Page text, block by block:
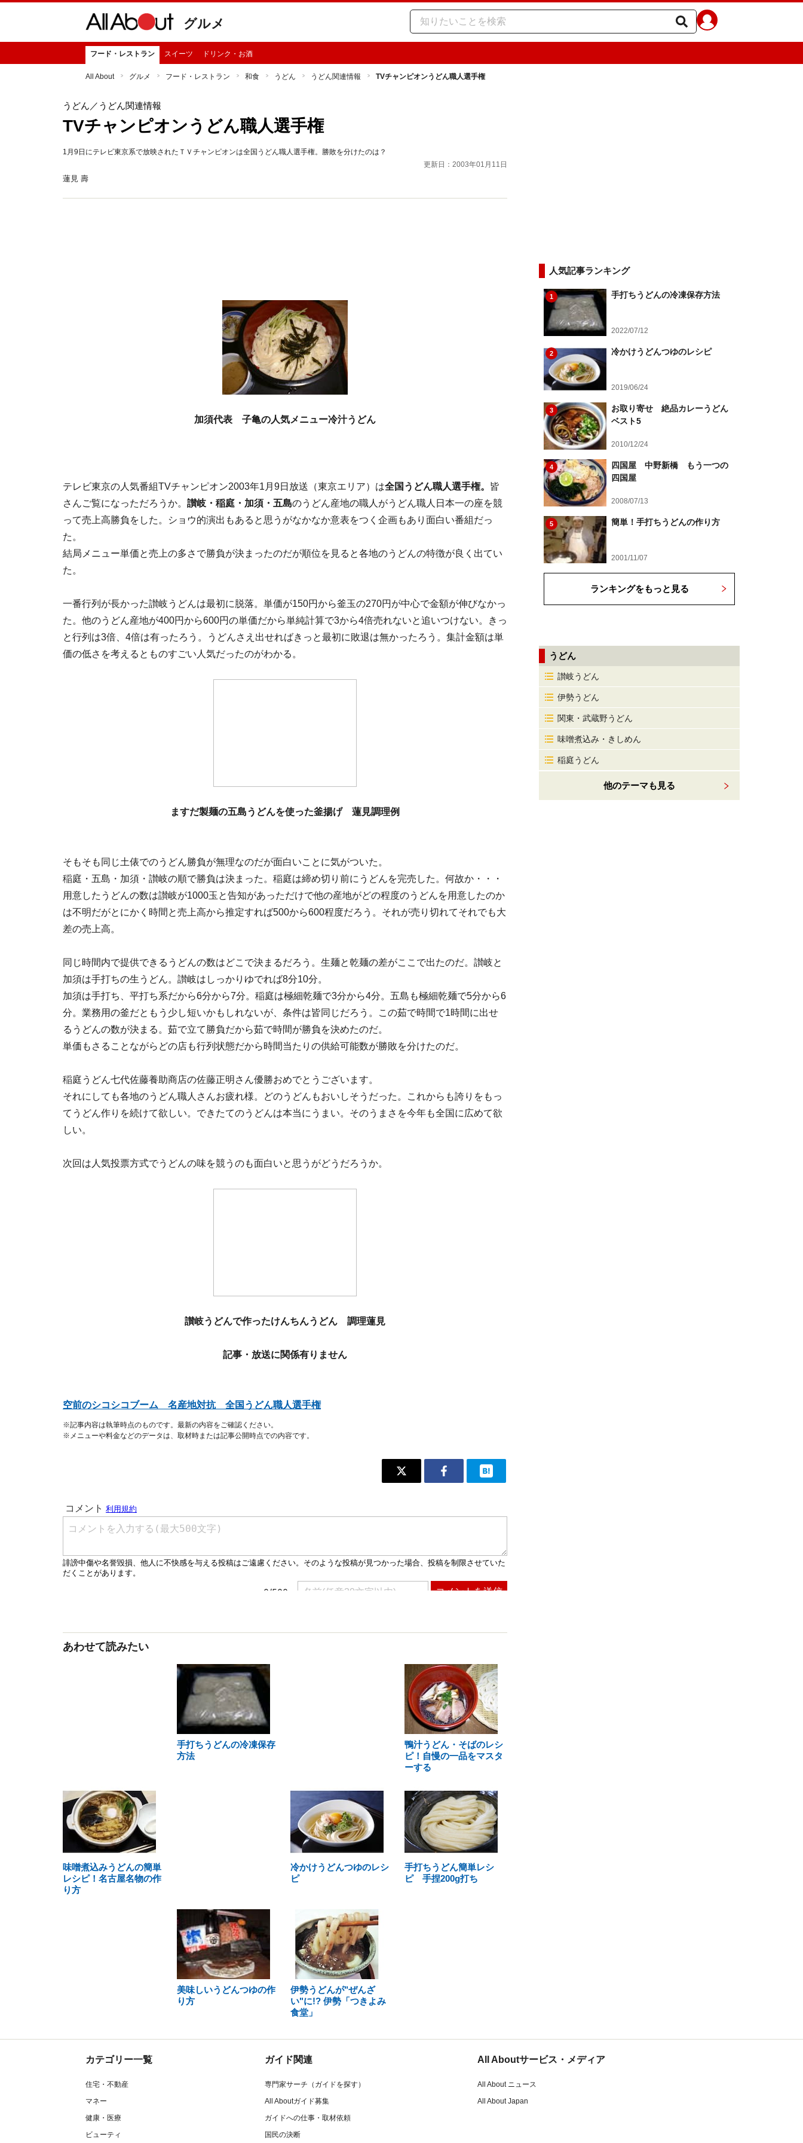
グルメ
フード・レストラン スイーツ ドリンク・お酒
All About グルメ フード・レストラン 和食 うどん うどん関連情報 TVチャンピオンうどん職人選手権
うどん ／うどん関連情報
TVチャンピオンうどん職人選手権
1月9日にテレビ東京系で放映されたＴＶチャンピオンは全国うどん職人選手権。勝敗を分けたのは？
更新日：2003年01月11日
蓮見 壽
加須代表 子亀の人気メニュー冷汁うどん
テレビ東京の人気番組TVチャンピオン2003年1月9日放送（東京エリア）は全国うどん職人選手権。 皆
さんご覧になっただろうか。 讃岐・稲庭・加須・五島のうどん産地の職人がうどん職人日本一の座を競
って売上高勝負をした。ショウ的演出もあると思うがなかなか意表をつく企画もあり面白い番組だっ
た。
結局メニュー単価と売上の多さで勝負が決まったのだが順位を見ると各地のうどんの特徴が良く出てい
た。
一番行列が長かった讃岐うどんは最初に脱落。単価が150円から釜玉の270円が中心で金額が伸びなかっ
た。他のうどん産地が400円から600円の単価だから単純計算で3から4倍売れないと追いつけない。きっ
と行列は3倍、4倍は有ったろう。うどんさえ出せればきっと最初に敗退は無かったろう。集計金額は単
価の低さを考えるとものすごい人気だったのがわかる。
ますだ製麺の五島うどんを使った釜揚げ 蓮見調理例
そもそも同じ土俵でのうどん勝負が無理なのだが面白いことに気がついた。
稲庭・五島・加須・讃岐の順で勝負は決まった。稲庭は締め切り前にうどんを完売した。何故か・・・
用意したうどんの数は讃岐が1000玉と告知があっただけで他の産地がどの程度のうどんを用意したのか
は不明だがとにかく時間と売上高から推定すれば500から600程度だろう。それが売り切れてそれでも大
差の売上高。
同じ時間内で提供できるうどんの数はどこで決まるだろう。生麺と乾麺の差がここで出たのだ。讃岐と
加須は手打ちの生うどん。讃岐はしっかりゆでれば8分10分。
加須は手打ち、平打ち系だから6分から7分。稲庭は極細乾麺で3分から4分。五島も極細乾麺で5分から6
分。業務用の釜だともう少し短いかもしれないが、条件は皆同じだろう。この茹で時間で1時間に出せ
るうどんの数が決まる。茹で立て勝負だから茹で時間が勝負を決めたのだ。
単価もさることながらどの店も行列状態だから時間当たりの供給可能数が勝敗を分けたのだ。
稲庭うどん七代佐藤養助商店の佐藤正明さん優勝おめでとうございます。
それにしても各地のうどん職人さんお疲れ様。どのうどんもおいしそうだった。これからも誇りをもっ
てうどん作りを続けて欲しい。できたてのうどんは本当にうまい。そのうまさを今年も全国に広めて欲
しい。
次回は人気投票方式でうどんの味を競うのも面白いと思うがどうだろうか。
讃岐うどんで作ったけんちんうどん 調理蓮見
記事・放送に関係有りません
空前のシコシコブーム 名産地対抗 全国うどん職人選手権
※記事内容は執筆時点のものです。最新の内容をご確認ください。
※メニューや料金などのデータは、取材時または記事公開時点での内容です。
あわせて読みたい
手打ちうどんの冷凍保存
方法
鴨汁うどん・そばのレシ
ピ！自慢の一品をマスタ
ーする
味噌煮込みうどんの簡単
レシピ！名古屋名物の作
り方
冷かけうどんつゆのレシ
ピ
手打ちうどん簡単レシ
ピ 手捏200g打ち
美味しいうどんつゆの作
り方
伊勢うどんが"ぜんざ
い"に!? 伊勢「つきよみ
食堂」
人気記事ランキング
1 手打ちうどんの冷凍保存方法
2022/07/12
2 冷かけうどんつゆのレシピ
2019/06/24
3
お取り寄せ 絶品カレーうどん
ベスト5
2010/12/24
4
四国屋 中野新橋 もう一つの
四国屋
2008/07/13
5 簡単！手打ちうどんの作り方
2001/11/07
ランキングをもっと見る
うどん
讃岐うどん
伊勢うどん
関東・武蔵野うどん
味噌煮込み・きしめん
稲庭うどん
他のテーマも見る
カテゴリー一覧
住宅・不動産
マネー
健康・医療
ビューティ
ガイド関連
専門家サーチ（ガイドを探す）
All Aboutガイド募集
ガイドへの仕事・取材依頼
国民の決断
All Aboutサービス・メディア
All About ニュース
All About Japan